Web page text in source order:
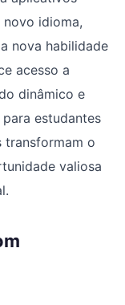
novo idioma,
nova habilidade
acesso a
dinâmico e
estudantes
transformam o
valiosa